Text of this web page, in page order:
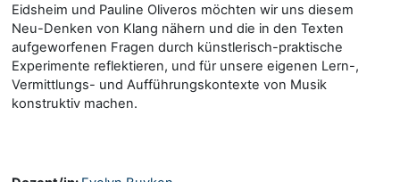
Eidsheim und Pauline Oliveros möchten wir uns diesem
Neu-Denken von Klang nähern und die in den Texten
aufgeworfenen Fragen durch künstlerisch-praktische
Experimente reflektieren, und für unsere eigenen Lern-,
Vermittlungs- und Aufführungskontexte von Musik
konstruktiv machen.